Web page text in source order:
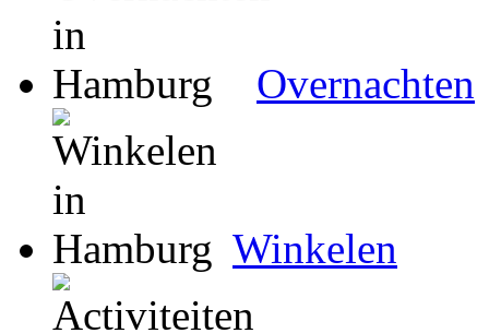
Overnachten
Winkelen